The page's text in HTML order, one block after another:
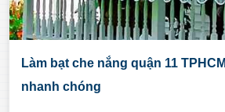
Làm bạt che nắng quận 11
nhanh chóng